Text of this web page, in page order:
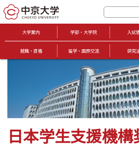
大学案内 学部・大学院 入試
就職・資格 留学・国際交流 研究
日本学生支援機構